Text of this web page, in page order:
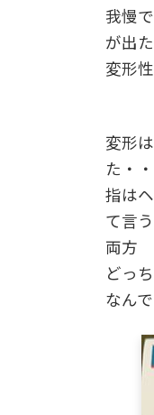
我慢
が出
変形
変形
た・
指は
て言
両方
どっ
なん